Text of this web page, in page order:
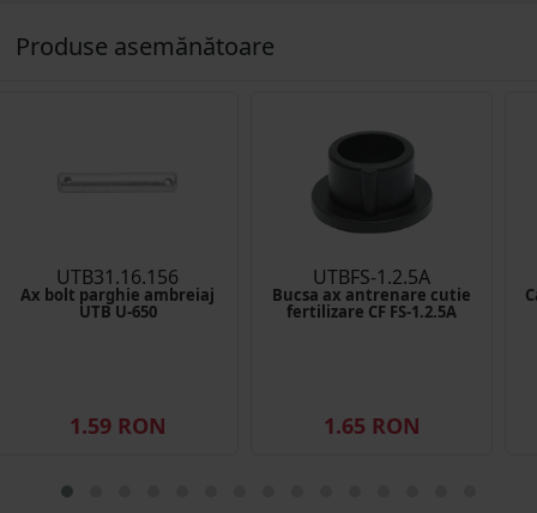
Produse asemănătoare
UTB31.16.156
Ax bolt parghie ambreiaj
UTB U-650
1.59 RON
UTBFS-1.2.5A
Bucsa ax antrenare cutie
fertilizare CF FS-1.2.5A
1.65 RON